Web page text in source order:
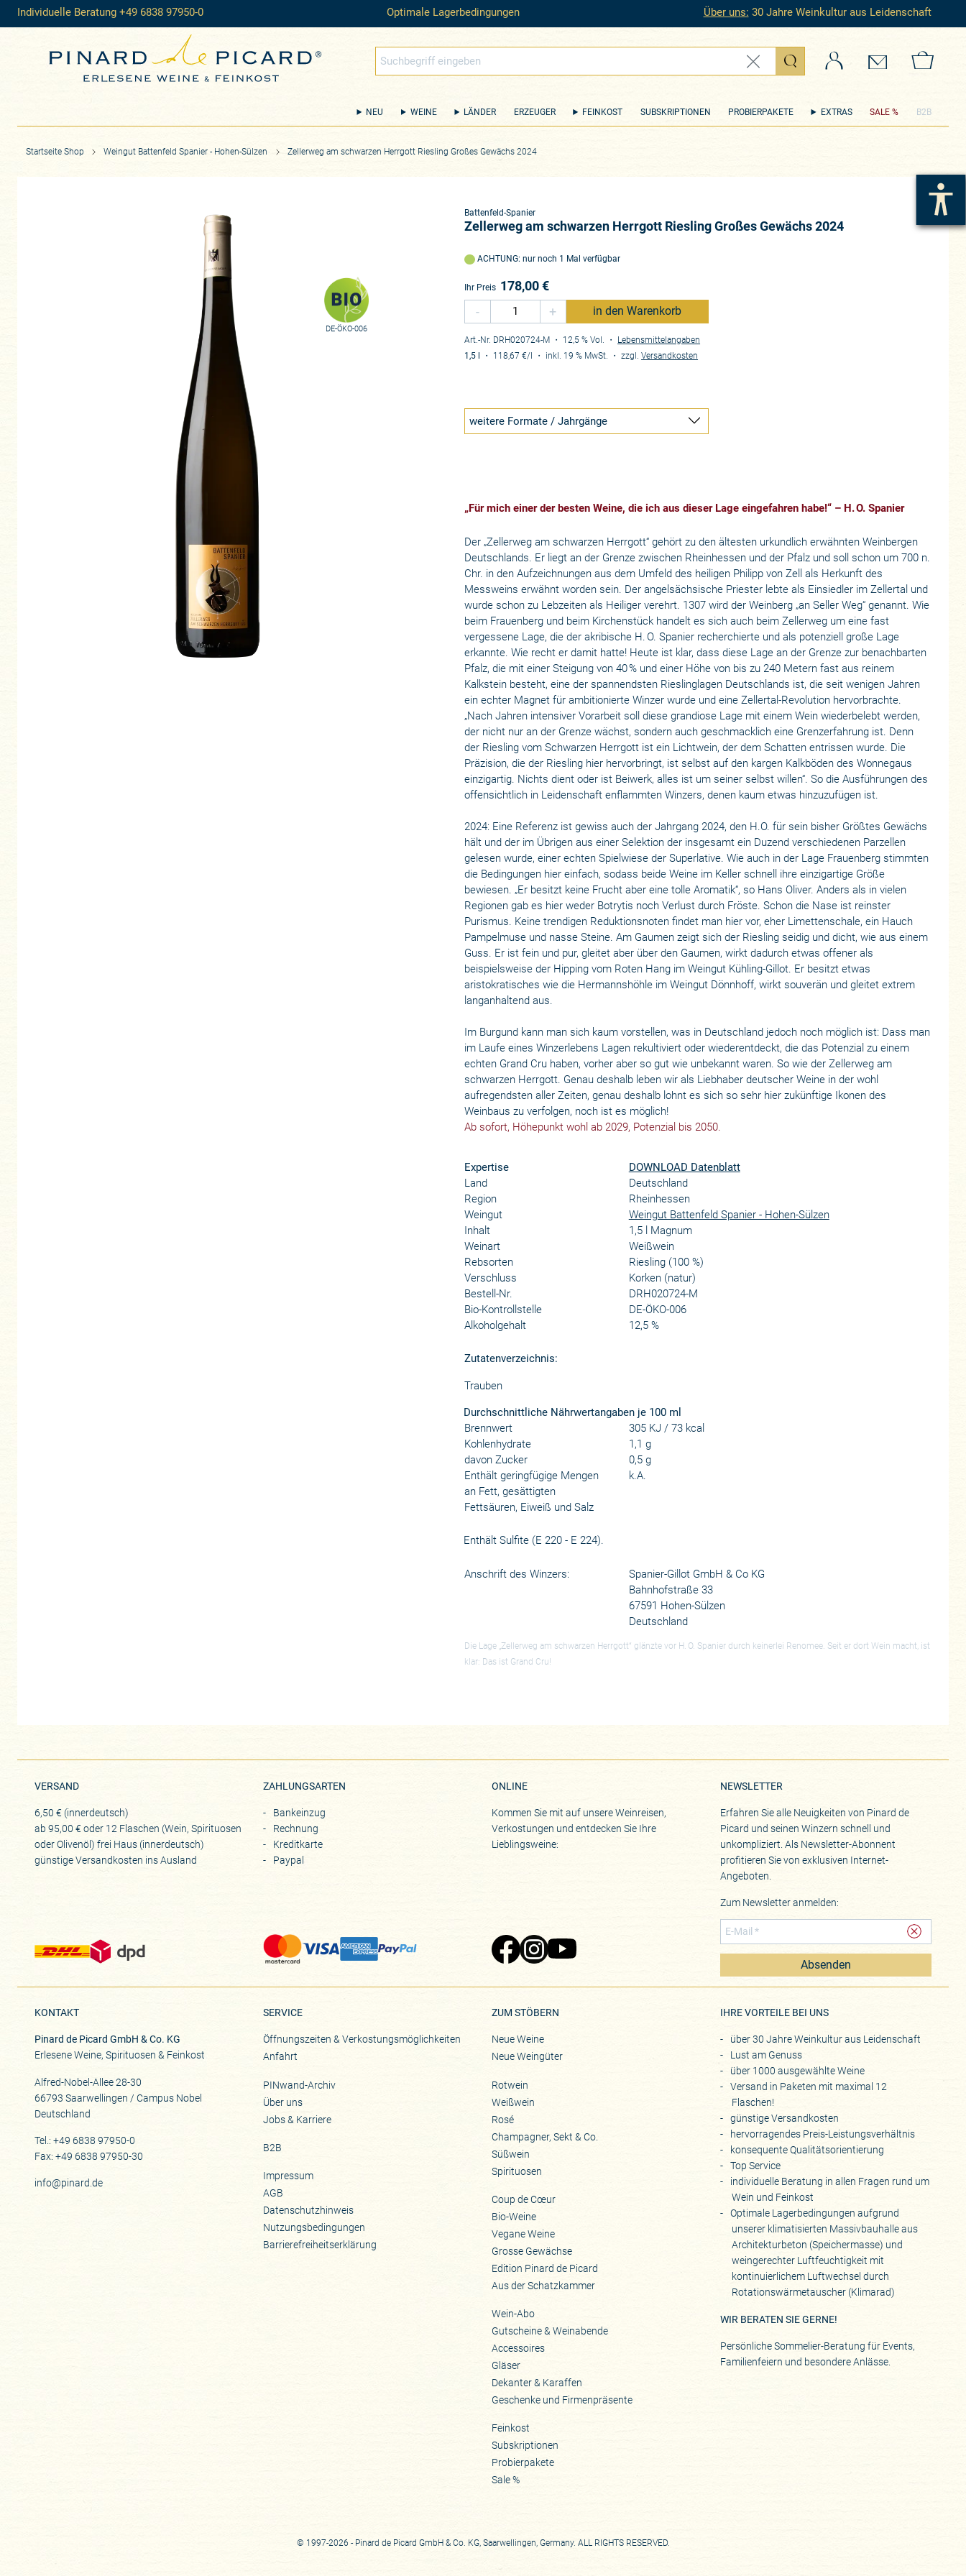
Individuelle Beratung +49 6838 97950-0 Optimale Lagerbedingungen Über uns: 30 Jahre Weinkultur aus Leidenschaft
Login Kontakt
NEU WEINE LÄNDER ERZEUGER FEINKOST SUBSKRIPTIONEN PROBIERPAKETE EXTRAS SALE % B2B
Startseite Shop Weingut Battenfeld Spanier - Hohen-Sülzen Zellerweg am schwarzen Herrgott Riesling Großes Gewächs 2024
DE-ÖKO-006
Battenfeld-Spanier
Zellerweg am schwarzen Herrgott Riesling Großes Gewächs 2024
ACHTUNG: nur noch 1 Mal verfügbar
Ihr Preis 178,00€
-
+ in den Warenkorb
Art.-Nr. DRH020724-M ・ 12,5 % Vol. ・ Lebensmittelangaben
1,5 l ・ 118,67 €/l ・ inkl. 19 % MwSt. ・zzgl.Versandkosten
weitere Formate / Jahrgänge
„Für mich einer der besten Weine, die ich aus dieser Lage eingefahren habe!“ – H. O. Spanier
Der „Zellerweg am schwarzen Herrgott“ gehört zu den ältesten urkundlich erwähnten Weinbergen
Deutschlands. Er liegt an der Grenze zwischen Rheinhessen und der Pfalz und soll schon um 700 n.
Chr. in den Aufzeichnungen aus dem Umfeld des heiligen Philipp von Zell als Herkunft des
Messweins erwähnt worden sein. Der angelsächsische Priester lebte als Einsiedler im Zellertal und
wurde schon zu Lebzeiten als Heiliger verehrt. 1307 wird der Weinberg „an Seller Weg“ genannt. Wie
beim Frauenberg und beim Kirchenstück handelt es sich auch beim Zellerweg um eine fast
vergessene Lage, die der akribische H. O. Spanier recherchierte und als potenziell große Lage
erkannte. Wie recht er damit hatte! Heute ist klar, dass diese Lage an der Grenze zur benachbarten
Pfalz, die mit einer Steigung von 40 % und einer Höhe von bis zu 240 Metern fast aus reinem
Kalkstein besteht, eine der spannendsten Rieslinglagen Deutschlands ist, die seit wenigen Jahren
ein echter Magnet für ambitionierte Winzer wurde und eine Zellertal-Revolution hervorbrachte.
„Nach Jahren intensiver Vorarbeit soll diese grandiose Lage mit einem Wein wiederbelebt werden,
der nicht nur an der Grenze wächst, sondern auch geschmacklich eine Grenzerfahrung ist. Denn
der Riesling vom Schwarzen Herrgott ist ein Lichtwein, der dem Schatten entrissen wurde. Die
Präzision, die der Riesling hier hervorbringt, ist selbst auf den kargen Kalkböden des Wonnegaus
einzigartig. Nichts dient oder ist Beiwerk, alles ist um seiner selbst willen“. So die Ausführungen des
offensichtlich in Leidenschaft enflammten Winzers, denen kaum etwas hinzuzufügen ist.
2024: Eine Referenz ist gewiss auch der Jahrgang 2024, den H.O. für sein bisher Größtes Gewächs
hält und der im Übrigen aus einer Selektion der insgesamt ein Duzend verschiedenen Parzellen
gelesen wurde, einer echten Spielwiese der Superlative. Wie auch in der Lage Frauenberg stimmten
die Bedingungen hier einfach, sodass beide Weine im Keller schnell ihre einzigartige Größe
bewiesen. „Er besitzt keine Frucht aber eine tolle Aromatik“, so Hans Oliver. Anders als in vielen
Regionen gab es hier weder Botrytis noch Verlust durch Fröste. Schon die Nase ist reinster
Purismus. Keine trendigen Reduktionsnoten findet man hier vor, eher Limettenschale, ein Hauch
Pampelmuse und nasse Steine. Am Gaumen zeigt sich der Riesling seidig und dicht, wie aus einem
Guss. Er ist fein und pur, gleitet aber über den Gaumen, wirkt dadurch etwas offener als
beispielsweise der Hipping vom Roten Hang im Weingut Kühling-Gillot. Er besitzt etwas
aristokratisches wie die Hermannshöhle im Weingut Dönnhoff, wirkt souverän und gleitet extrem
langanhaltend aus.
Im Burgund kann man sich kaum vorstellen, was in Deutschland jedoch noch möglich ist: Dass man
im Laufe eines Winzerlebens Lagen rekultiviert oder wiederentdeckt, die das Potenzial zu einem
echten Grand Cru haben, vorher aber so gut wie unbekannt waren. So wie der Zellerweg am
schwarzen Herrgott. Genau deshalb leben wir als Liebhaber deutscher Weine in der wohl
aufregendsten aller Zeiten, genau deshalb lohnt es sich so sehr hier zukünftige Ikonen des
Weinbaus zu verfolgen, noch ist es möglich!
Ab sofort, Höhepunkt wohl ab 2029, Potenzial bis 2050.
Expertise
DOWNLOAD Datenblatt
Land
Deutschland
Region
Rheinhessen
Weingut
Weingut Battenfeld Spanier - Hohen-Sülzen
Inhalt
1,5 l Magnum
Weinart
Weißwein
Rebsorten
Riesling (100 %)
Verschluss
Korken (natur)
Bestell-Nr.
DRH020724-M
Bio-Kontrollstelle
DE-ÖKO-006
Alkoholgehalt
12,5 %
Zutatenverzeichnis:
Trauben
Durchschnittliche Nährwertangaben je 100 ml
Brennwert
305 KJ / 73 kcal
Kohlenhydrate
1,1 g
davon Zucker
0,5 g
Enthält geringfügige Mengen
an Fett, gesättigten
Fettsäuren, Eiweiß und Salz
k.A.
Enthält Sulfite (E 220 - E 224).
Anschrift des Winzers:
Spanier-Gillot GmbH & Co KG
Bahnhofstraße 33
67591 Hohen-Sülzen
Deutschland
Die Lage „Zellerweg am schwarzen Herrgott“ glänzte vor H. O. Spanier durch keinerlei Renomee. Seit er dort Wein macht, ist
klar: Das ist Grand Cru!
VERSAND
6,50 € (innerdeutsch)
ab 95,00 € oder 12 Flaschen (Wein, Spirituosen
oder Olivenöl) frei Haus (innerdeutsch)
günstige Versandkosten ins Ausland
ZAHLUNGSARTEN
Bankeinzug
Rechnung
Kreditkarte
Paypal
ONLINE
Kommen Sie mit auf unsere Weinreisen,
Verkostungen und entdecken Sie Ihre
Lieblingsweine:
NEWSLETTER
Erfahren Sie alle Neuigkeiten von Pinard de
Picard und seinen Winzern schnell und
unkompliziert. Als Newsletter-Abonnent
profitieren Sie von exklusiven Internet-
Angeboten.
Zum Newsletter anmelden:
Absenden
KONTAKT
Pinard de Picard GmbH & Co. KG
Erlesene Weine, Spirituosen & Feinkost
Alfred-Nobel-Allee 28-30
66793 Saarwellingen / Campus Nobel
Deutschland
Tel.: +49 6838 97950-0
Fax: +49 6838 97950-30
info@pinard.de
SERVICE
Öffnungszeiten & Verkostungsmöglichkeiten
Anfahrt
PINwand-Archiv
Über uns
Jobs & Karriere
B2B
Impressum
AGB
Datenschutzhinweis
Nutzungsbedingungen
Barrierefreiheitserklärung
ZUM STÖBERN
Neue Weine
Neue Weingüter
Rotwein
Weißwein
Rosé
Champagner, Sekt & Co.
Süßwein
Spirituosen
Coup de Cœur
Bio-Weine
Vegane Weine
Grosse Gewächse
Edition Pinard de Picard
Aus der Schatzkammer
Wein-Abo
Gutscheine & Weinabende
Accessoires
Gläser
Dekanter & Karaffen
Geschenke und Firmenpräsente
Feinkost
Subskriptionen
Probierpakete
Sale %
IHRE VORTEILE BEI UNS
über 30 Jahre Weinkultur aus Leidenschaft
Lust am Genuss
über 1000 ausgewählte Weine
Versand in Paketen mit maximal 12
Flaschen!
günstige Versandkosten
hervorragendes Preis-Leistungsverhältnis
konsequente Qualitätsorientierung
Top Service
individuelle Beratung in allen Fragen rund um
Wein und Feinkost
Optimale Lagerbedingungen aufgrund
unserer klimatisierten Massivbauhalle aus
Architekturbeton (Speichermasse) und
weingerechter Luftfeuchtigkeit mit
kontinuierlichem Luftwechsel durch
Rotationswärmetauscher (Klimarad)
WIR BERATEN SIE GERNE!
Persönliche Sommelier-Beratung für Events,
Familienfeiern und besondere Anlässe.
© 1997-2026 - Pinard de Picard GmbH & Co. KG, Saarwellingen, Germany. ALL RIGHTS RESERVED.